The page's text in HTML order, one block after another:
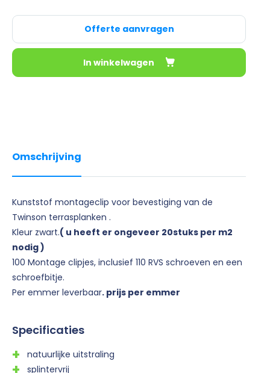
Offerte aanvragen
In winkelwagen
Omschrijving
Kunststof montageclip voor bevestiging van de
Twinson terrasplanken .
Kleur zwart.( u heeft er ongeveer 20stuks per m2
nodig )
100 Montage clipjes, inclusief 110 RVS schroeven en een
schroefbitje.
Per emmer leverbaar. prijs per emmer
Specificaties
natuurlijke uitstraling
splintervrij